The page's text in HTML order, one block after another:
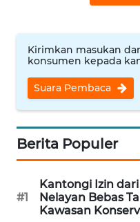
Kirimkan masukan
konsumen kepada
Suara Pembaca
Berita Populer
#1
Kantongi Izin
Nelayan Bebas
Kawasan
KUNINGAN
WN
MAJALENGKA
SUKABUMI